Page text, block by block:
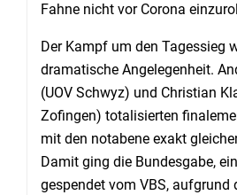
Fahne nicht vor Corona
Der Kampf um den Tagessieg
dramatische Angelegenheit.
(UOV Schwyz) und Christian
Zofingen) totalisierten
mit den notabene exakt
Damit ging die Bundesgabe,
gespendet vom VBS, aufgrund